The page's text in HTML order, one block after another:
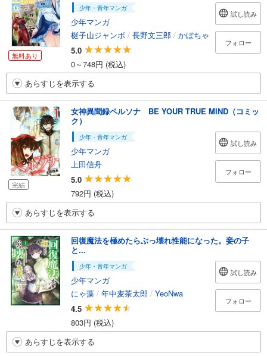
無料あり
少年・青年マンガ
少年マンガ
梃子山ジャンボ / 長野文三郎 / かぼちゃ
5.0
0～748円 (税込)
試し読み
フォロー
あらすじを表示する
完結
女神異聞録ペルソナ BE YOUR TRUE MIND（コミッ
ク）
少年・青年マンガ
少年マンガ
上田信舟
5.0
792円 (税込)
試し読み
フォロー
あらすじを表示する
回復魔法を極めたらぶっ壊れ性能になった。妾の子
と...
少年・青年マンガ
少年マンガ
にゃ藻 / 年中麦茶太郎 / YeoNwa
4.5
803円 (税込)
試し読み
フォロー
あらすじを表示する